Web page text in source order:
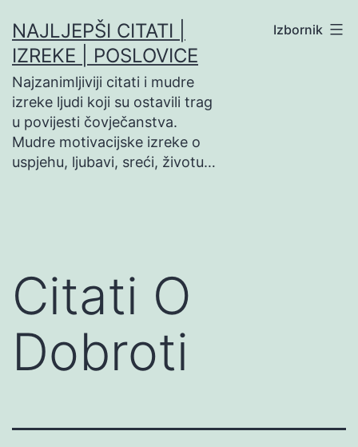
na
sadržaj
NAJLJEPŠI CITATI |
IZREKE | POSLOVICE
Najzanimljiviji citati i mudre
izreke ljudi koji su ostavili trag
u povijesti čovječanstva.
Mudre motivacijske izreke o
uspjehu, ljubavi, sreći, životu…
Izbornik
Citati O
Dobroti